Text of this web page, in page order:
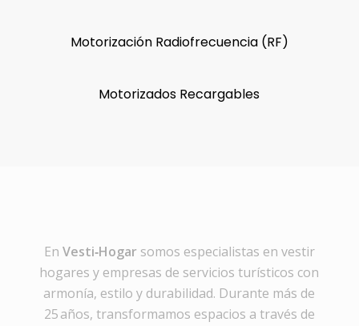
Motorización Radiofrecuencia (RF)
Motorizados Recargables
En Vesti‑Hogar somos especialistas en vestir
hogares y empresas de servicios turísticos con
armonía, estilo y durabilidad. Durante más de
25 años, transformamos espacios a través de